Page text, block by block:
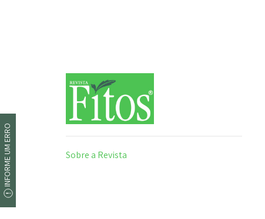
Sobre a Revista
INFORME UM ERRO